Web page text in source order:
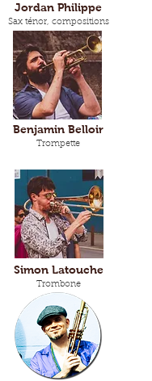
Jordan Philippe
Sax ténor, compositions
Benjamin Belloir
Trompette
Simon Latouche
Trombone